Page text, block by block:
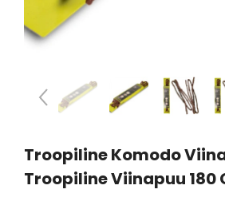
Troopiline Komodo
Troopiline Viinapuu 180
potis